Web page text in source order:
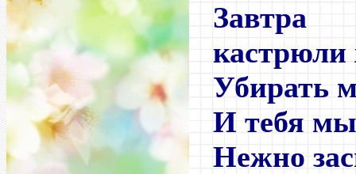
кастрюли
Убирать
И тебя мы
Нежно